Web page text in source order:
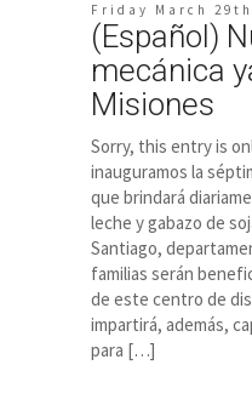
Friday March
(Español)
mecánica
Misiones
Sorry, this entry is
inauguramos la
que brindará
leche y gabazo de
Santiago,
familias serán
de este centro de
impartirá, además,
para […]